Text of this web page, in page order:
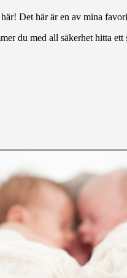
Det här är en av mina
du med all säkerhet hitta